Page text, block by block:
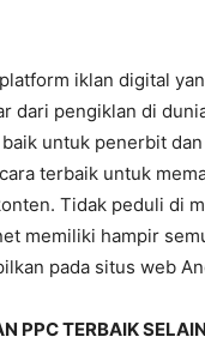
iklan digital
dari pengiklan di
untuk penerbit
terbaik untuk
Tidak peduli di
memiliki hampir
pada situs web
PPC TERBAIK